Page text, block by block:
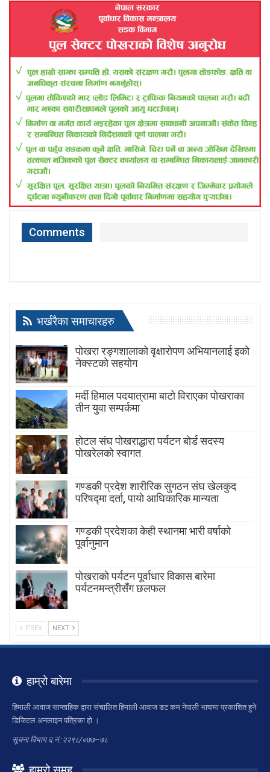
Comments
भर्खरैका समाचारहरु
पोखरा रङ्गशालाको वृक्षारोपण अभियानलाई इको
नेक्स्टको सहयोग
मर्दी हिमाल पदयात्रामा बाटाे विराएका पाेखराका
तीन युवा सम्पर्कमा
होटल संघ पोखराद्धारा पर्यटन बोर्ड सदस्य
पोखरेलको स्वागत
गण्डकी प्रदेश शारीरिक सुगठन संघ खेलकुद
परिषद्मा दर्ता, पायाे आधिकारिक मान्यता
गण्डकी प्रदेशका केही स्थानमा भारी वर्षाको
पूर्वानुमान
पाेखराकाे पर्यटन पूर्वाधार विकास बारेमा
पर्यटनमन्त्रीसँग छलफल
PREV NEXT
हाम्रो बारेमा
हिमाली आवाज साप्ताहिक द्वारा संचालित हिमाली आवाज डट कम नेपाली भाषामा प्रकाशित हुने
डिजिटल अनलाइन पत्रिका हो ।
सूचना विभाग द.नं.:२२९८/०७७–७८